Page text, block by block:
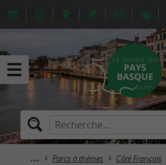
Parcs à thèmes Côté Français